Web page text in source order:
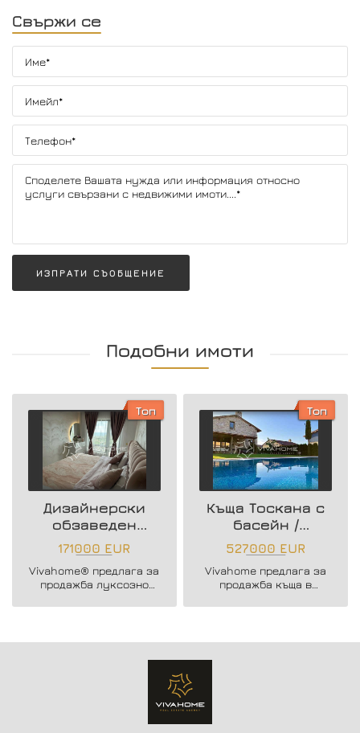
Свържи се
ИЗПРАТИ СЪОБЩЕНИЕ
Подобни имоти
Топ
Дизайнерски
обзаведен
тристаен
апартамент
171000 EUR
Vivahome® предлага за
продажба луксозно
апартамент + гараж в
Топ
Къща Тоскана с
басейн /
с.Приселци
527000 EUR
Vivahome предлага за
продажба къща в